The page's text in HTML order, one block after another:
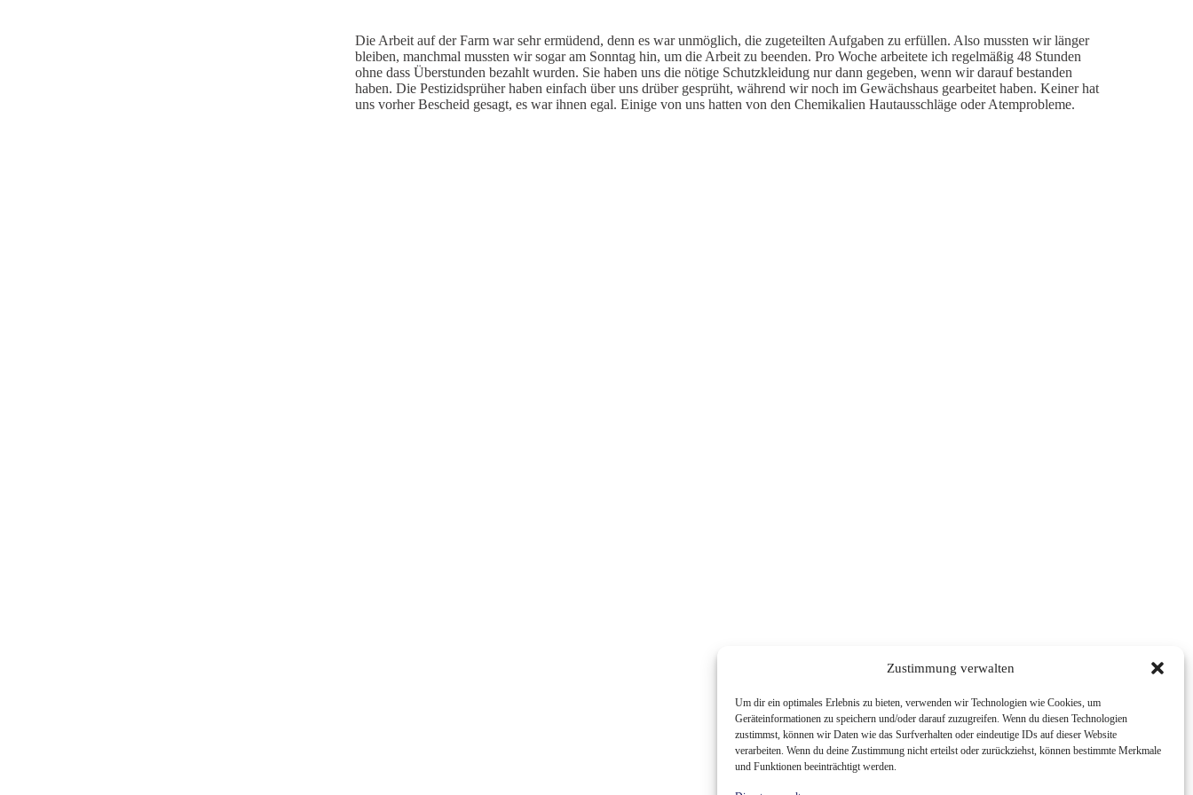
Zustimmung verwalten
Um dir ein optimales Erlebnis zu bieten, verwenden wir Technologien wie Cookies, um
Geräteinformationen zu speichern und/oder darauf zuzugreifen. Wenn du diesen Technologien
zustimmst, können wir Daten wie das Surfverhalten oder eindeutige IDs auf dieser Website
verarbeiten. Wenn du deine Zustimmung nicht erteilst oder zurückziehst, können bestimmte Merkmale
und Funktionen beeinträchtigt werden.
Die Arbeit auf der Farm war sehr ermüdend, denn es war unmöglich, die zugeteilten Aufgaben zu erfüllen. Also mussten wir länger
bleiben, manchmal mussten wir sogar am Sonntag hin, um die Arbeit zu beenden. Pro Woche arbeitete ich regelmäßig 48 Stunden
ohne dass Überstunden bezahlt wurden. Sie haben uns die nötige Schutzkleidung nur dann gegeben, wenn wir darauf bestanden
haben. Die Pestizidsprüher haben einfach über uns drüber gesprüht, während wir noch im Gewächshaus gearbeitet haben. Keiner hat
uns vorher Bescheid gesagt, es war ihnen egal. Einige von uns hatten von den Chemikalien Hautausschläge oder Atemprobleme.